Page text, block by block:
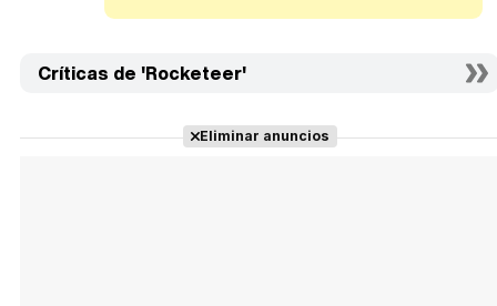
Críticas de 'Rocketeer'
Eliminar anuncios